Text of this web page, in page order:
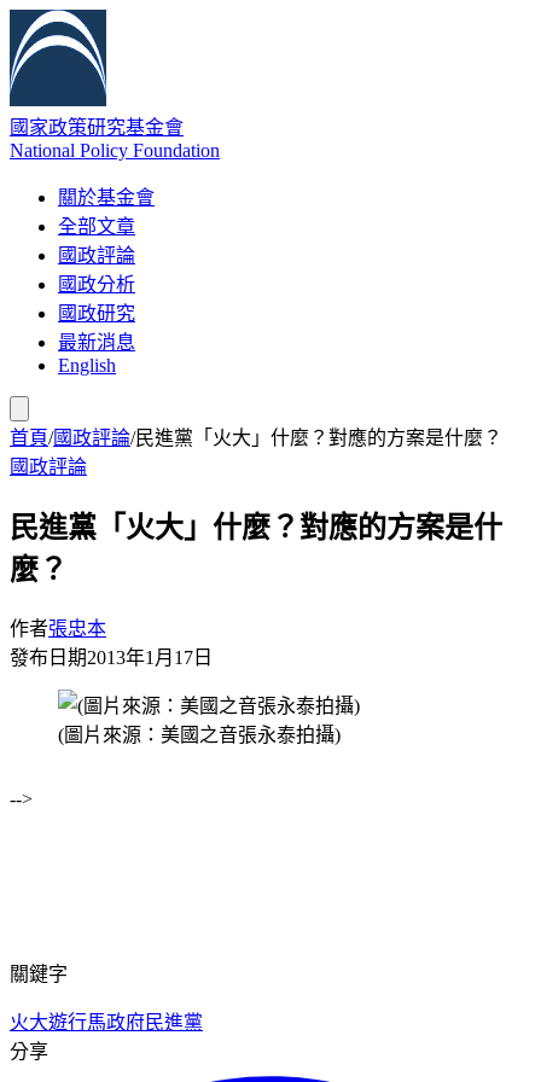
國家政策研究基金會
National Policy Foundation
關於基金會
全部文章
國政評論
國政分析
國政研究
最新消息
English
首頁/國政評論/民進黨「火大」什麼？對應的方案是什麼？
國政評論
民進黨「火大」什麼？對應的方案是什
麼？
作者張忠本
發布日期2013年1月17日
(圖片來源：美國之音張永泰拍攝)
-->
關鍵字
火大遊行馬政府民進黨
分享